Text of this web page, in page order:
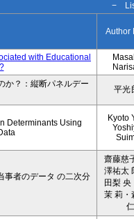
−
Author
with Educational
か？：縦断パネルデー
平光
Determinants Using
Kyoto
事者のデータ の二次分
齋藤慈
澤祐太
田梨 央
茉 莉・
仁